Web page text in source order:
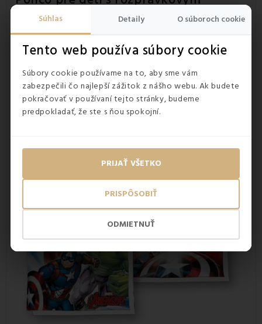
Súhlas Detaily O súboroch cookie
Tento web používa súbory cookie
Súbory cookie používame na to, aby sme vám
zabezpečili čo najlepší zážitok z nášho webu. Ak budete
pokračovať v používaní tejto stránky, budeme
predpokladať, že ste s ňou spokojní.
ODMIETNUŤ
PRISPÔSOBIŤ
PRIJAŤ VŠETKO
motívom Avengers
Detské pončo Avengers
– skvele nahradí klasickú osušku a poskytne pohodlie.
Vyrobené zo 100% mikrovlákna. Pončo má univerzálnu
takže je skvelou voľbou pre rastúce deti. S rozmermi 50x50
cm a praktickou kapucňou poskytuje dostatočné pokrytie a
komfort. Odporúča sa prať v pračke na 40 °C.